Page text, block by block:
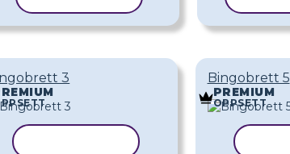
3 Bingobrett 5
PREMIUM
OPPSETT